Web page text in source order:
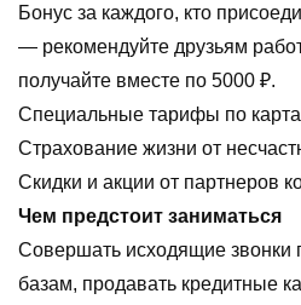
Бонус за каждого, кто
— рекомендуйте друзьям
получайте вместе по 5000 ₽.
Специальные тарифы по
Страхование жизни от
Скидки и акции от партнеров
Чем предстоит заниматься
Совершать исходящие
базам, продавать кредитные